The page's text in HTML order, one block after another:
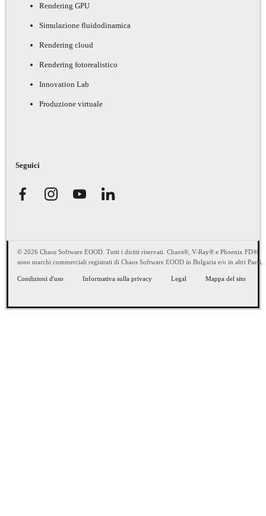
Rendering GPU
Simulazione fluidodinamica
Rendering cloud
Rendering fotorealistico
Innovation Lab
Produzione virtuale
Seguici
© 2026 Chaos Software EOOD. Tutti i diritti riservati. Chaos®, V-Ray® e Phoenix FD®
sono marchi commerciali registrati di Chaos Software EOOD in Bulgaria e/o in altri Paesi.
Condizioni d'uso Informativa sulla privacy Legal Mappa del sito